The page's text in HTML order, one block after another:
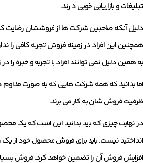
تبلیغات و بازاریابی خوبی دارند.
دلیل آنکه صاحبین شرکت ها از فروششان رضایت
همچنین این افراد در زمینه فروش تجربه کافی را
به همین دلیل نمی توانند افراد با تجربه و خبره
اما بدانید که همه شرکت هایی که به صورت مداوم
ظرفیت فروش شان به کار می برند.
در نهایت چیزی که باید بدانید این است که یک
انداختید نیست. باید برای فروش محصول خود از
افزایش فروش آن را تضمین خواهد کرد. فروش